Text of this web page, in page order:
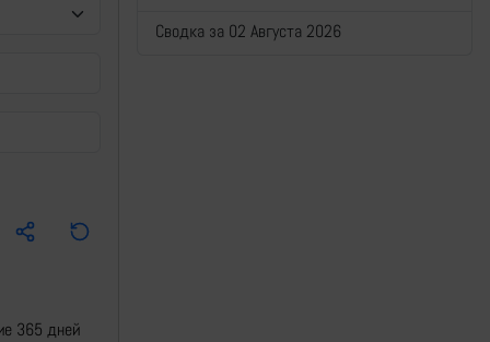
365 дней
Сводка за 02 Августа 2026